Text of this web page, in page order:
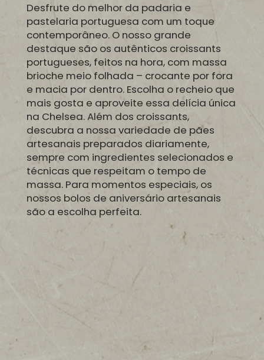
Desfrute do melhor da padaria e
pastelaria portuguesa com um toque
contemporâneo. O nosso grande
destaque são os autênticos croissants
portugueses, feitos na hora, com massa
brioche meio folhada – crocante por fora
e macia por dentro. Escolha o recheio que
mais gosta e aproveite essa delícia única
na Chelsea. Além dos croissants,
descubra a nossa variedade de pães
artesanais preparados diariamente,
sempre com ingredientes selecionados e
técnicas que respeitam o tempo de
massa. Para momentos especiais, os
nossos bolos de aniversário artesanais
são a escolha perfeita.